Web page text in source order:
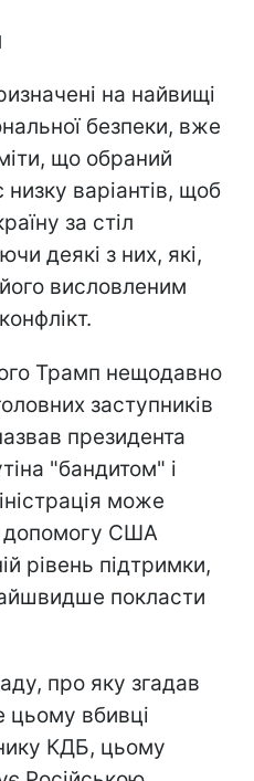
на найвищі
безпеки, вже
що обраний
варіантів, щоб
за стіл
деякі з них, які,
висловленим
Трамп нещодавно
заступників
президента
"бандитом" і
може
допомогу США
рівень підтримки,
покласти
про яку згадав
цьому вбивці
КДБ, цьому